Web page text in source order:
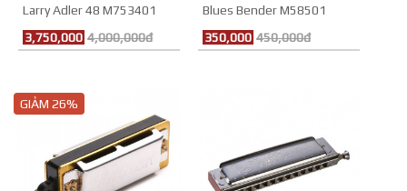
Larry Adler 48 M753401
3,750,000 4,000,000đ
Blues Bender M58501
350,000 450,000đ
GIẢM 26%